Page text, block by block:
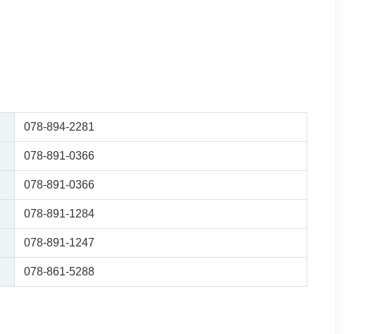
078-894-2281
078-891-0366
078-891-0366
078-891-1284
078-891-1247
078-861-5288